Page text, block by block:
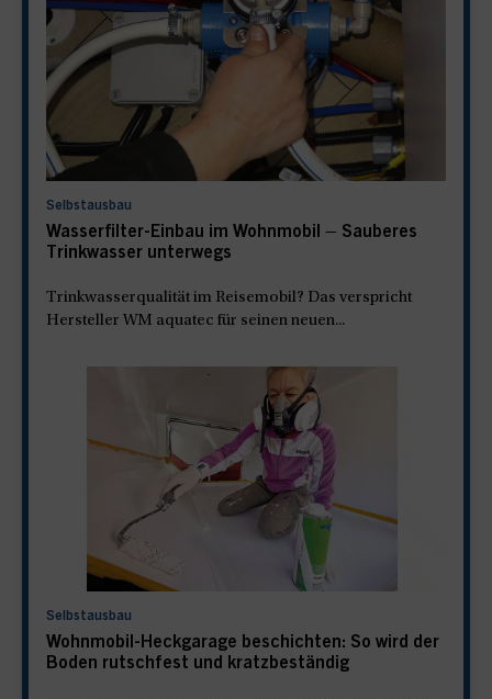
Selbstausbau
Wasserfilter-Einbau im Wohnmobil – Sauberes
Trinkwasser unterwegs
Trinkwasserqualität im Reisemobil? Das verspricht
Hersteller WM aquatec für seinen neuen...
Selbstausbau
Wohnmobil-Heckgarage beschichten: So wird der
Boden rutschfest und kratzbeständig